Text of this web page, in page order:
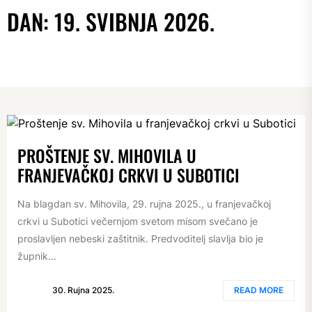
DAN:19. SVIBNJA 2026.
PROŠTENJE SV. MIHOVILA U
FRANJEVAČKOJ CRKVI U SUBOTICI
Na blagdan sv. Mihovila, 29. rujna 2025., u franjevačkoj
crkvi u Subotici večernjom svetom misom svečano je
proslavljen nebeski zaštitnik. Predvoditelj slavlja bio je
župnik...
30. Rujna 2025. READ MORE